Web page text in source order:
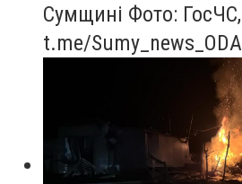
Сумщині Фото: ГосЧС,
t.me/Sumy_news_ODA